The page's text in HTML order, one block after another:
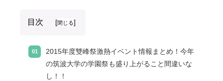
目次 [閉じる]
2015年度雙峰祭激熱イベント情報まとめ！今年
の筑波大学の学園祭も盛り上がること間違いな
し！！